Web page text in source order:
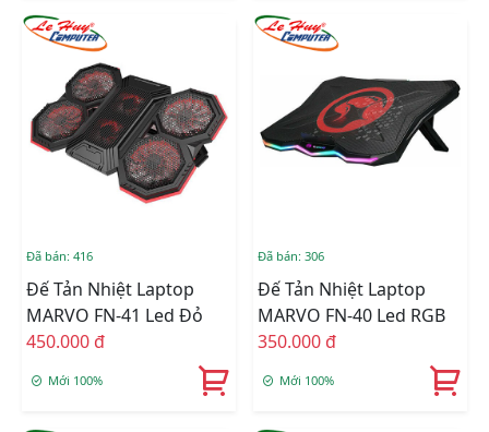
Đã bán: 416
Đế Tản Nhiệt Laptop
MARVO FN-41 Led Đỏ
450.000 đ
Mới 100%
Đã bán: 306
Đế Tản Nhiệt Laptop
MARVO FN-40 Led RGB
350.000 đ
Mới 100%